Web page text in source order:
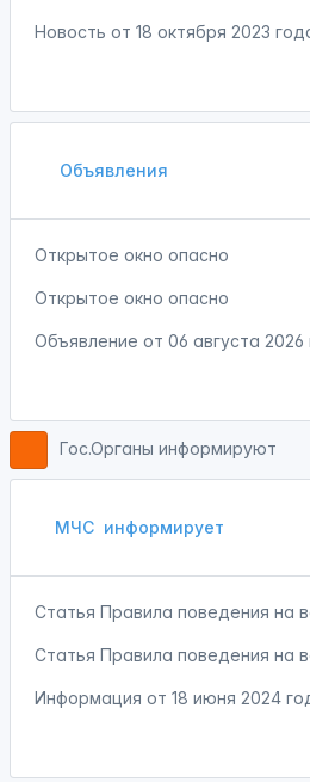
Новость от 18 октября 2023
Объявления
Открытое окно опасно
Открытое окно опасно
Объявление от 06 августа 2026
Гос.Органы информируют
МЧС информирует
Статья Правила поведения на
Статья Правила поведения на
Информация от 18 июня 2024